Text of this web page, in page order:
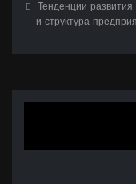
Тенденции развития
и структура